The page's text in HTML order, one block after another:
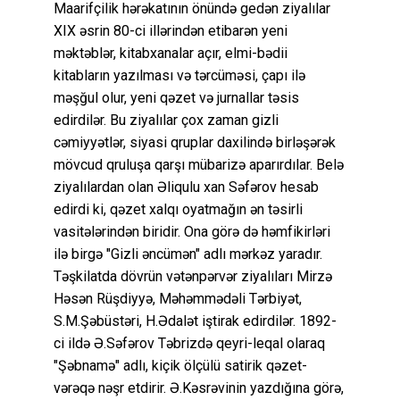
Maarifçilik hərəkatının önündə gedən ziyalılar
XIX əsrin 80-ci illərindən etibarən yeni
məktəblər, kitabxanalar açır, elmi-bədii
kitabların yazılması və tərcüməsi, çapı ilə
məşğul olur, yeni qəzet və jurnallar təsis
edirdilər. Bu ziyalılar çox zaman gizli
cəmiyyətlər, siyasi qruplar daxilində birləşərək
mövcud qruluşa qarşı mübarizə aparırdılar. Belə
ziyalılardan olan Əliqulu xan Səfərov hesab
edirdi ki, qəzet xalqı oyatmağın ən təsirli
vasitələrindən biridir. Ona görə də həmfikirləri
ilə birgə "Gizli əncümən" adlı mərkəz yaradır.
Təşkilatda dövrün vətənpərvər ziyalıları Mirzə
Həsən Rüşdiyyə, Məhəmmədəli Tərbiyət,
S.M.Şəbüstəri, H.Ədalət iştirak edirdilər. 1892-
ci ildə Ə.Səfərov Təbrizdə qeyri-leqal olaraq
"Şəbnamə" adlı, kiçik ölçülü satirik qəzet-
vərəqə nəşr etdirir. Ə.Kəsrəvinin yazdığına görə,